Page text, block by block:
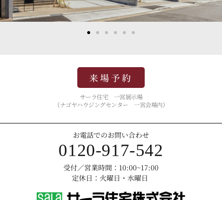
来場予約
サーラ住宅 一宮展示場
（ナゴヤハウジングセンター 一宮会場内）
お電話でのお問い合わせ
0120-917-542
受付／営業時間：10:00~17:00
定休日：火曜日・水曜日